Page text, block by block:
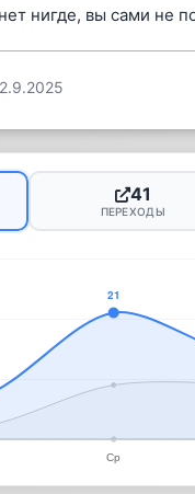
нигде, вы сами не
41
ПЕРЕХОДЫ